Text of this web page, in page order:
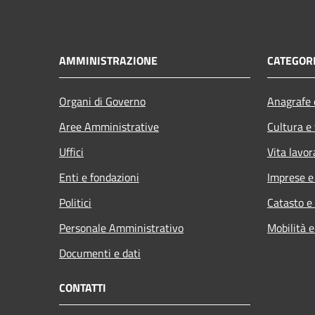
AMMINISTRAZIONE
Organi di Governo
Aree Amministrative
Uffici
Enti e fondazioni
Politici
Personale Amministrativo
Documenti e dati
Cultura
Vita
Imprese
Catasto
Mobilità
CONTATTI